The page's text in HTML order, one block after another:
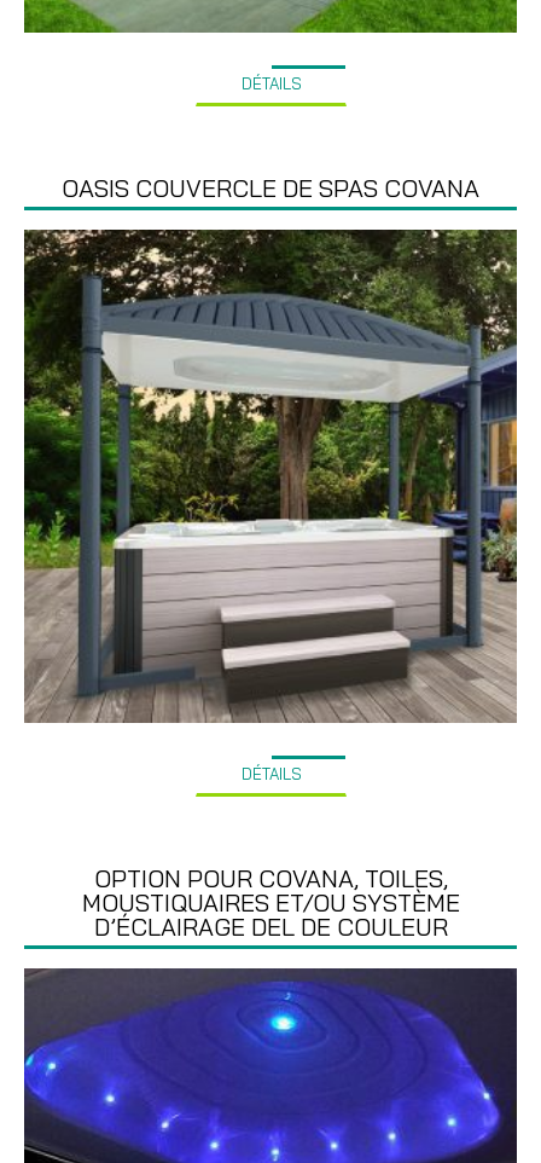
DÉTAILS
OASIS COUVERCLE DE SPAS COVANA
DÉTAILS
OPTION POUR COVANA, TOILES,
MOUSTIQUAIRES ET/OU SYSTÈME
D’ÉCLAIRAGE DEL DE COULEUR